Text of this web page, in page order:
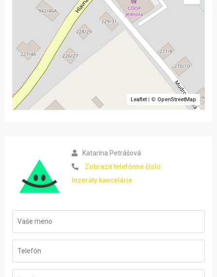
Leaflet| © OpenStreetMap
Katarína Petrášová
Zobraziť telefónne číslo
Inzeráty kancelárie